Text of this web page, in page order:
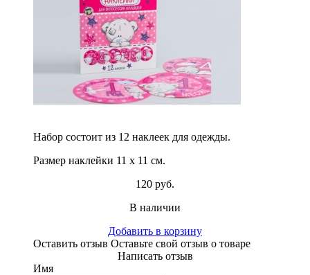
Набор состоит из 12 наклеек для одежды.
Размер наклейки 11 х 11 см.
120 руб.
В наличии
Добавить в корзину
Оставить отзыв Оставьте свой отзыв о товаре
Написать отзыв
Имя